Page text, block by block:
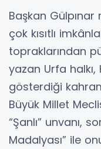
Başkan Gülpınar
çok kısıtlı
topraklarından
yazan Urfa halkı,
gösterdiği
Büyük Millet
“Şanlı” unvanı,
Madalyası” ile